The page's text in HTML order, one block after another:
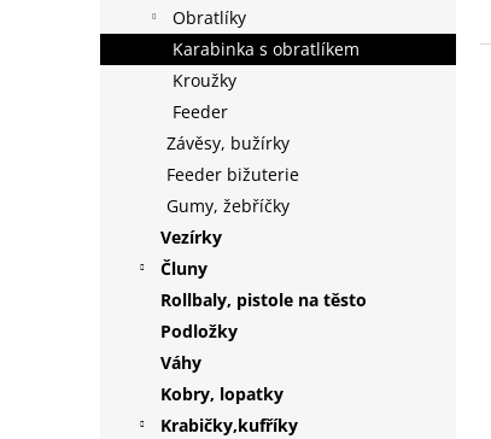
Obratlíky
Karabinka s obratlíkem
Kroužky
Feeder
Závěsy, bužírky
Feeder bižuterie
Gumy, žebříčky
Vezírky
Čluny
Rollbaly, pistole na těsto
Podložky
Váhy
Kobry, lopatky
Krabičky,kufříky